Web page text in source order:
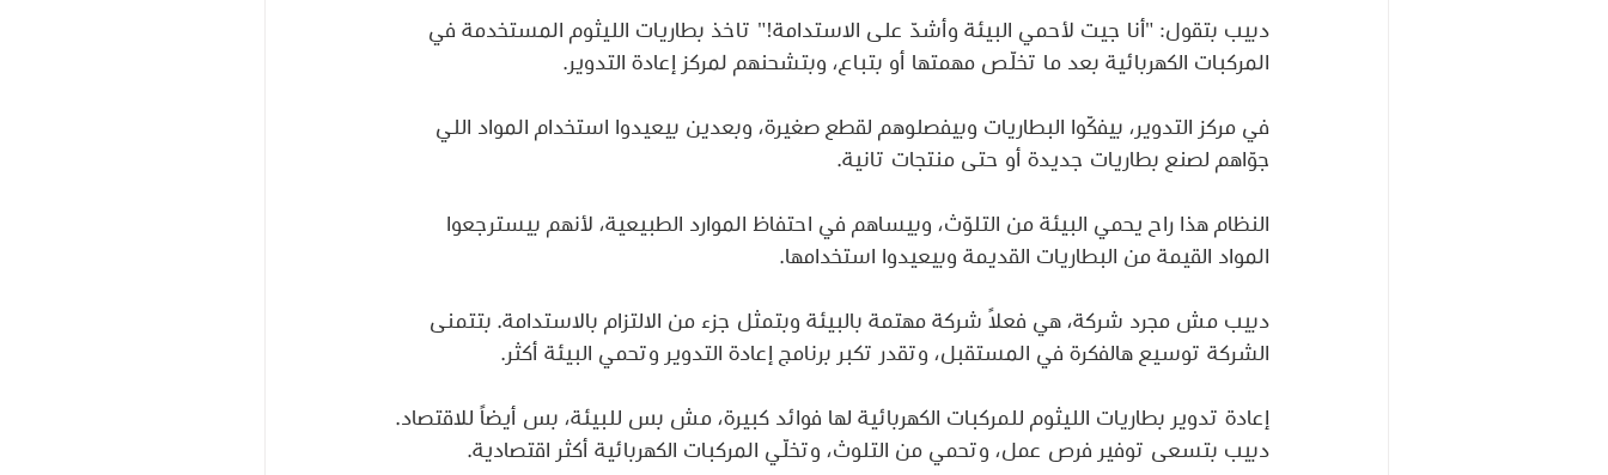
دبيب بتقول: "أنا جيت لأحمي البيئة وأشدّ على الاستدامة!" تاخذ بطاريات الليثوم المستخدمة في
المركبات الكهربائية بعد ما تخلّص مهمتها أو بتباع، وبتشحنهم لمركز إعادة التدوير.
في مركز التدوير، بيفكّوا البطاريات وبيفصلوهم لقطع صغيرة، وبعدين بيعيدوا استخدام المواد اللي
جوّاهم لصنع بطاريات جديدة أو حتى منتجات تانية.
النظام هذا راح يحمي البيئة من التلوّث، وبيساهم في احتفاظ الموارد الطبيعية، لأنهم بيسترجعوا
المواد القيمة من البطاريات القديمة وبيعيدوا استخدامها.
دبيب مش مجرد شركة، هي فعلاً شركة مهتمة بالبيئة وبتمثل جزء من الالتزام بالاستدامة. بتتمنى
الشركة توسيع هالفكرة في المستقبل، وتقدر تكبر برنامج إعادة التدوير وتحمي البيئة أكثر.
إعادة تدوير بطاريات الليثوم للمركبات الكهربائية لها فوائد كبيرة، مش بس للبيئة، بس أيضاً للاقتصاد.
دبيب بتسعى توفير فرص عمل، وتحمي من التلوث، وتخلّي المركبات الكهربائية أكثر اقتصادية.